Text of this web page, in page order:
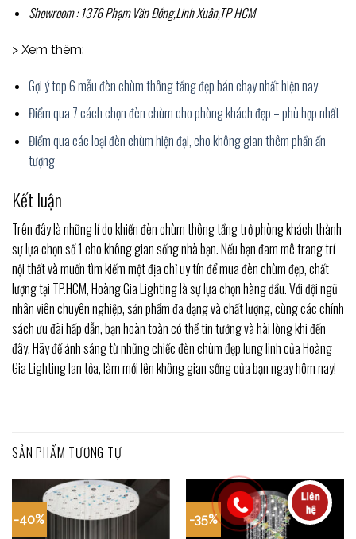
Showroom : 1376 Phạm Văn Đồng,Linh Xuân,TP HCM
> Xem thêm:
Gợi ý top 6 mẫu đèn chùm thông tầng đẹp bán chạy nhất hiện nay
Điểm qua 7 cách chọn đèn chùm cho phòng khách đẹp – phù hợp nhất
Điểm qua các loại đèn chùm hiện đại, cho không gian thêm phần ấn
tượng
Kết luận
Trên đây là những lí do khiến đèn chùm thông tầng trở phòng khách thành
sự lựa chọn số 1 cho không gian sống nhà bạn. Nếu bạn đam mê trang trí
nội thất và muốn tìm kiếm một địa chỉ uy tín để mua đèn chùm đẹp, chất
lượng tại TP.HCM, Hoàng Gia Lighting là sự lựa chọn hàng đầu. Với đội ngũ
nhân viên chuyên nghiệp, sản phẩm đa dạng và chất lượng, cùng các chính
sách ưu đãi hấp dẫn, bạn hoàn toàn có thể tin tưởng và hài lòng khi đến
đây. Hãy để ánh sáng từ những chiếc đèn chùm đẹp lung linh của Hoàng
Gia Lighting lan tỏa, làm mới lên không gian sống của bạn ngay hôm nay!
SẢN PHẨM TƯƠNG TỰ
-40% -35%